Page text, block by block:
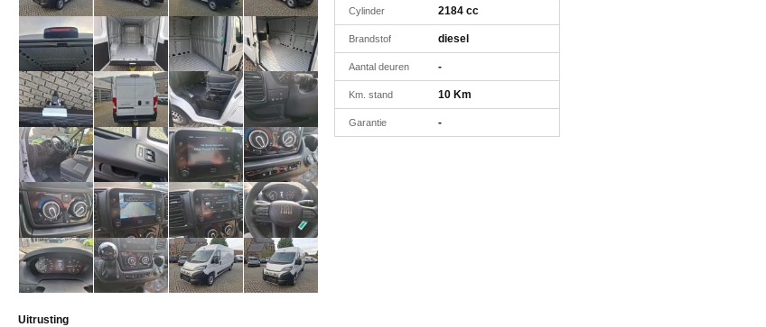
Uitrusting
Cylinder 2184 cc
Brandstof diesel
Aantal deuren -
Km. stand 10 Km
Garantie -